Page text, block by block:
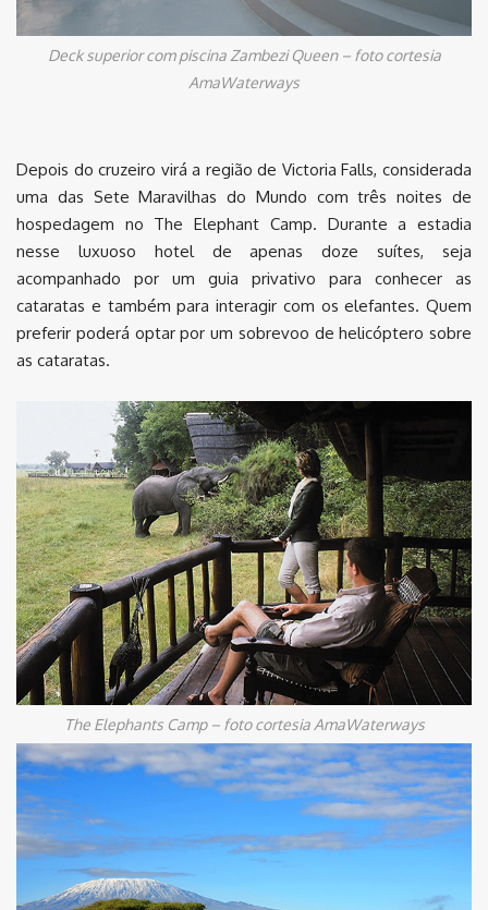
Deck superior com piscina Zambezi Queen – foto cortesia
AmaWaterways
Depois do cruzeiro virá a região de Victoria Falls, considerada
uma das Sete Maravilhas do Mundo com três noites de
hospedagem no The Elephant Camp. Durante a estadia
nesse luxuoso hotel de apenas doze suítes, seja
acompanhado por um guia privativo para conhecer as
cataratas e também para interagir com os elefantes. Quem
preferir poderá optar por um sobrevoo de helicóptero sobre
as cataratas.
The Elephants Camp – foto cortesia AmaWaterways